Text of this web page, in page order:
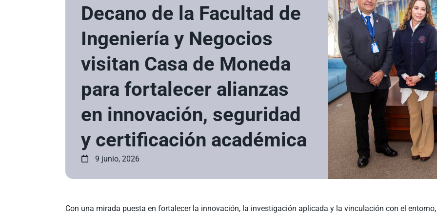
Decano de la Facultad de
Ingeniería y Negocios
visitan Casa de Moneda
para fortalecer alianzas
en innovación, seguridad
y certificación académica
9 junio, 2026
Con una mirada puesta en fortalecer la innovación, la investigación aplicada y la vinculación con el entorno,